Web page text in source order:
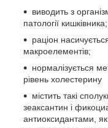
виводить з
патології кишківника;
раціон
макроелементів;
нормалізується
рівень холестерину
містить такі
зеаксантин і
антиоксидантами,